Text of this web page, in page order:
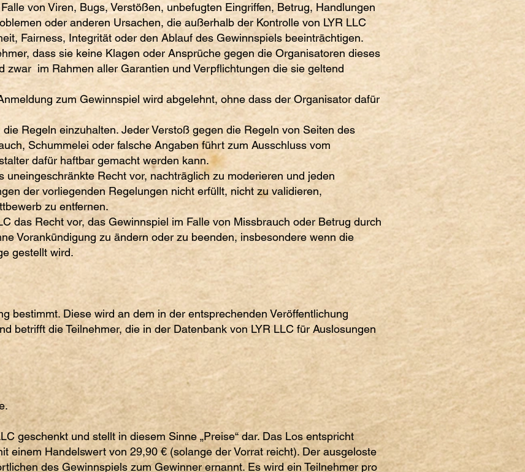
von Viren, Bugs, Verstößen, unbefugten Eingriffen, Betrug, Handlungen
oder anderen Ursachen, die außerhalb der Kontrolle von LYR LLC
Fairness, Integrität oder den Ablauf des Gewinnspiels beeinträchtigen.
dass sie keine Klagen oder Ansprüche gegen die Organisatoren dieses
zwar im Rahmen aller Garantien und Verpflichtungen die sie geltend
zum Gewinnspiel wird abgelehnt, ohne dass der Organisator dafür
Regeln einzuhalten. Jeder Verstoß gegen die Regeln von Seiten des
Schummelei oder falsche Angaben führt zum Ausschluss vom
dafür haftbar gemacht werden kann.
uneingeschränkte Recht vor, nachträglich zu moderieren und jeden
der vorliegenden Regelungen nicht erfüllt, nicht zu validieren,
zu entfernen.
das Recht vor, das Gewinnspiel im Falle von Missbrauch oder Betrug durch
Vorankündigung zu ändern oder zu beenden, insbesondere wenn die
gestellt wird.
bestimmt. Diese wird an dem in der entsprechenden Veröffentlichung
betrifft die Teilnehmer, die in der Datenbank von LYR LLC für Auslosungen
geschenkt und stellt in diesem Sinne „Preise“ dar. Das Los entspricht
einem Handelswert von 29,90 € (solange der Vorrat reicht). Der ausgeloste
des Gewinnspiels zum Gewinner ernannt. Es wird ein Teilnehmer pro